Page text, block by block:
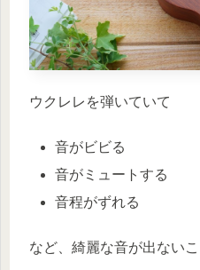
ウクレレを弾いていて
音がビビる
音がミュートする
音程がずれる
など、綺麗な音が出ない